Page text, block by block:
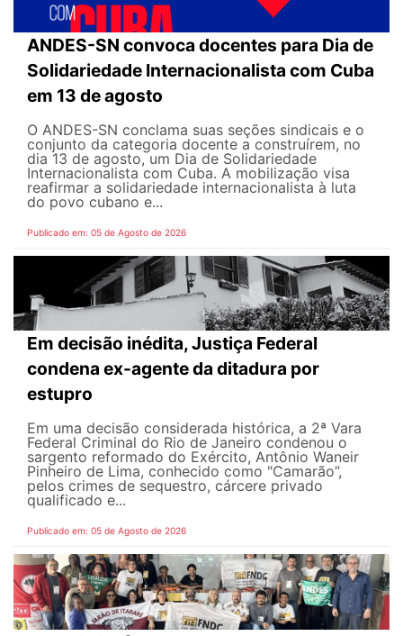
ANDES-SN convoca docentes para Dia de
Solidariedade Internacionalista com Cuba
em 13 de agosto
O ANDES-SN conclama suas seções sindicais e o
conjunto da categoria docente a construírem, no
dia 13 de agosto, um Dia de Solidariedade
Internacionalista com Cuba. A mobilização visa
reafirmar a solidariedade internacionalista à luta
do povo cubano e...
Publicado em: 05 de Agosto de 2026
Em decisão inédita, Justiça Federal
condena ex-agente da ditadura por
estupro
Em uma decisão considerada histórica, a 2ª Vara
Federal Criminal do Rio de Janeiro condenou o
sargento reformado do Exército, Antônio Waneir
Pinheiro de Lima, conhecido como "Camarão”,
pelos crimes de sequestro, cárcere privado
qualificado e...
Publicado em: 05 de Agosto de 2026